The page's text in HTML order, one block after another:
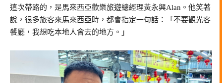
這次帶路的，是馬來西亞歡樂旅遊總經理黃永興Alan 。他笑著
說，很多旅客來馬來西亞時，都會指定一句話：「不要觀光客
餐廳，我想吃本地人會去的地方。」